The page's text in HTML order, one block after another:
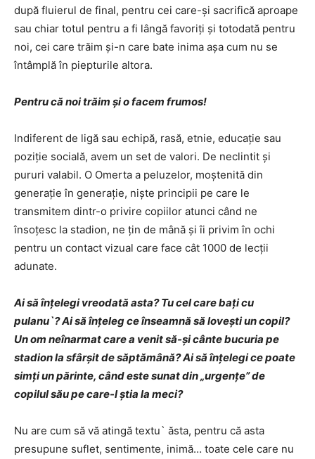
după fluierul de final, pentru cei care-şi sacrifică aproape
sau chiar totul pentru a fi lângă favoriţi şi totodată pentru
noi, cei care trăim şi-n care bate inima aşa cum nu se
întâmplă în piepturile altora.
Pentru că noi trăim şi o facem frumos!
Indiferent de ligă sau echipă, rasă, etnie, educaţie sau
poziţie socială, avem un set de valori. De neclintit şi
pururi valabil. O Omerta a peluzelor, moştenită din
generaţie în generaţie, nişte principii pe care le
transmitem dintr-o privire copiilor atunci când ne
însoţesc la stadion, ne ţin de mână şi îi privim în ochi
pentru un contact vizual care face cât 1000 de lecţii
adunate.
Ai să înţelegi vreodată asta? Tu cel care baţi cu
pulanu`? Ai să înţeleg ce înseamnă să loveşti un copil?
Un om neînarmat care a venit să-şi cânte bucuria pe
stadion la sfârşit de săptămână? Ai să înţelegi ce poate
simţi un părinte, când este sunat din „urgenţe” de
copilul său pe care-l ştia la meci?
Nu are cum să vă atingă textu` ăsta, pentru că asta
presupune suflet, sentimente, inimă… toate cele care nu